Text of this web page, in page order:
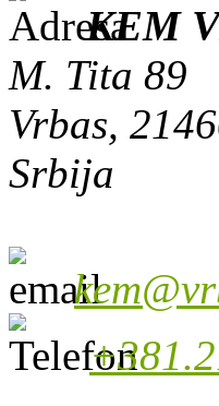
KEM
M. Tita 89
Vrbas,
Srbija